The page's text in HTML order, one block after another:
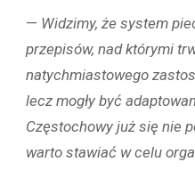
— Widzimy, że system
przepisów, nad którymi
natychmiastowego
lecz mogły być
Częstochowy już się nie
warto stawiać w celu